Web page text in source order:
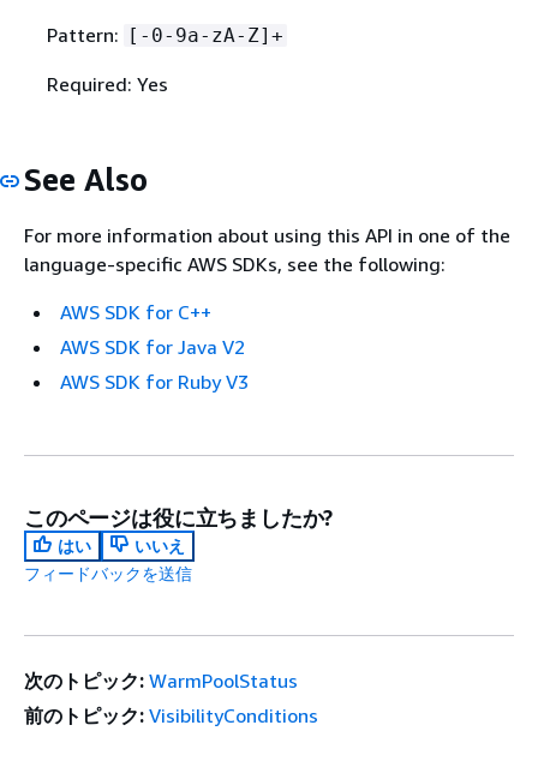
Pattern: [-0-9a-zA-Z]+
Required: Yes
See Also
For more information about using this API in one of the
language-specific AWS SDKs, see the following:
AWS SDK for C++
AWS SDK for Java V2
AWS SDK for Ruby V3
このページは役に立ちましたか?
はい
いいえ
フィードバックを送信
次のトピック: WarmPoolStatus
前のトピック: VisibilityConditions